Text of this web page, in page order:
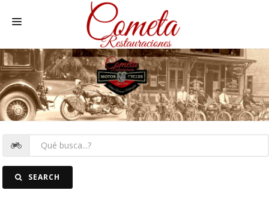
HOME
MOTOS NACIONALES Y OTRAS
REC. MOTOS
FOTOSSEARCH